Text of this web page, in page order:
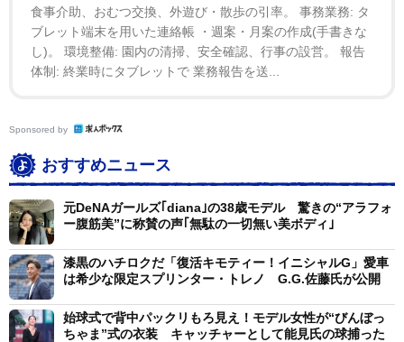
食事介助、おむつ交換、外遊び・散歩の引率。 事務業務: タ
ブレット端末を用いた連絡帳 ・週案・月案の作成(手書きな
し)。 環境整備: 園内の清掃、安全確認、行事の設営。 報告
体制: 終業時にタブレットで 業務報告を送...
Sponsored by
おすすめニュース
元DeNAガールズ｢diana｣の38歳モデル 驚きの“アラフォ
ー腹筋美”に称賛の声｢無駄の一切無い美ボディ｣
漆黒のハチロクだ「復活キモティー！イニシャルG」愛車
は希少な限定スプリンター・トレノ G.G.佐藤氏が公開
始球式で背中パックリもろ見え！モデル女性が“びんぼっ
ちゃま”式の衣装 キャッチャーとして能見氏の球捕った